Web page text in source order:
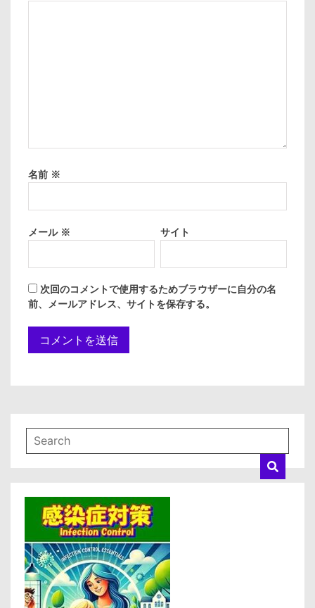
名前 ※
メール ※ サイト
次回のコメントで使用するためブラウザーに自分の名
前、メールアドレス、サイトを保存する。